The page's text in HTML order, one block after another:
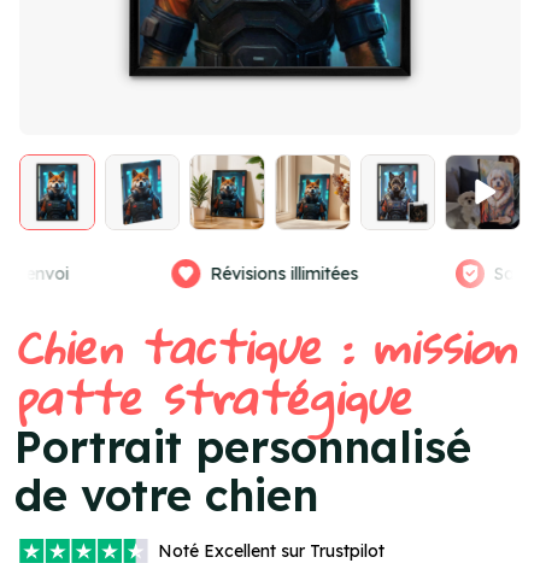
Satisfaction garantie
4
of
4
Chien tactique : mission
patte stratégique
Portrait personnalisé
de votre chien
Noté Excellent sur Trustpilot